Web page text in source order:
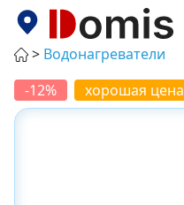
Водонагреватели
-12%
хорошая цена